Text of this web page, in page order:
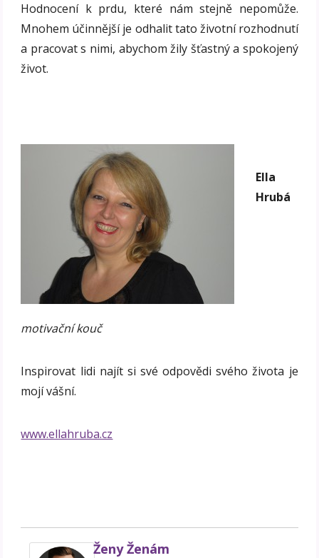
Hodnocení k prdu, které nám stejně nepomůže.
Mnohem účinnější je odhalit tato životní rozhodnutí
a pracovat s nimi, abychom žily šťastný a spokojený
život.
Ella
Hrubá
motivační kouč
Inspirovat lidi najít si své odpovědi svého života je
mojí vášní.
www.ellahruba.cz
Ženy Ženám